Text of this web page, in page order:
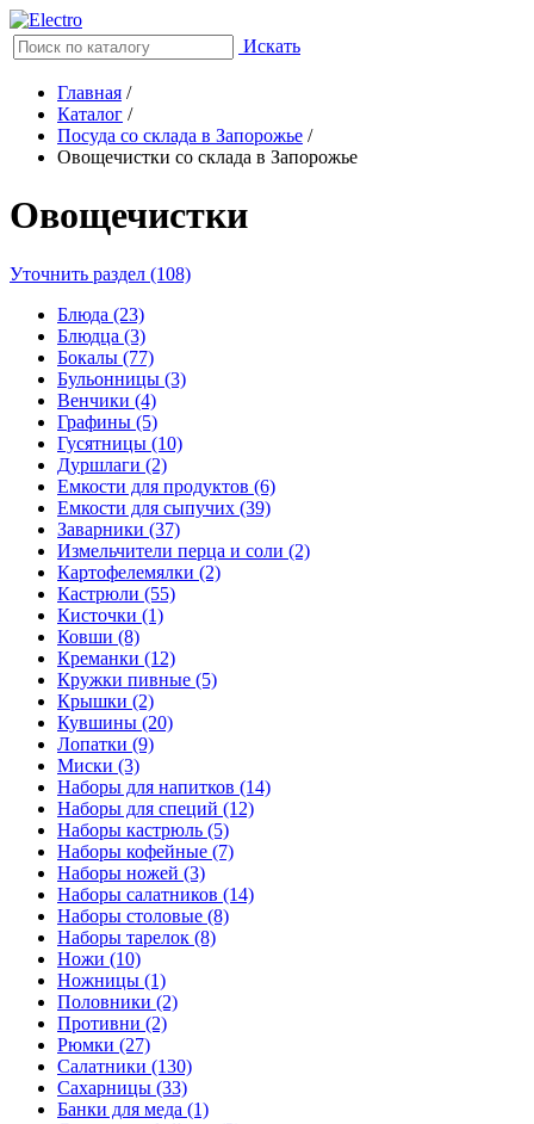
Искать
Главная /
Каталог /
Посуда со склада в Запорожье /
Овощечистки со склада в Запорожье
Овощечистки
Уточнить раздел (108)
Блюда (23)
Блюдца (3)
Бокалы (77)
Бульонницы (3)
Венчики (4)
Графины (5)
Гусятницы (10)
Дуршлаги (2)
Емкости для продуктов (6)
Емкости для сыпучих (39)
Заварники (37)
Измельчители перца и соли (2)
Картофелемялки (2)
Кастрюли (55)
Кисточки (1)
Ковши (8)
Креманки (12)
Кружки пивные (5)
Крышки (2)
Кувшины (20)
Лопатки (9)
Миски (3)
Наборы для напитков (14)
Наборы для специй (12)
Наборы кастрюль (5)
Наборы кофейные (7)
Наборы ножей (3)
Наборы салатников (14)
Наборы столовые (8)
Наборы тарелок (8)
Ножи (10)
Ножницы (1)
Половники (2)
Противни (2)
Рюмки (27)
Салатники (130)
Сахарницы (33)
Банки для меда (1)